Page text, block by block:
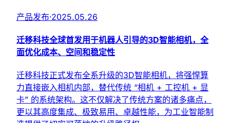
产品发布·2025.05.26
迁移科技全球首发用于机器人引导的3D智能相机，全
面优化成本、空间和稳定性
迁移科技正式发布全系升级的3D智能相机，将强悍算
力直接嵌入相机内部，替代传统 “相机 + 工控机 + 显
卡” 的系统架构。这不仅解决了传统方案的诸多痛点，
更以其高度集成、极致易用、卓越性能，为工业智能制